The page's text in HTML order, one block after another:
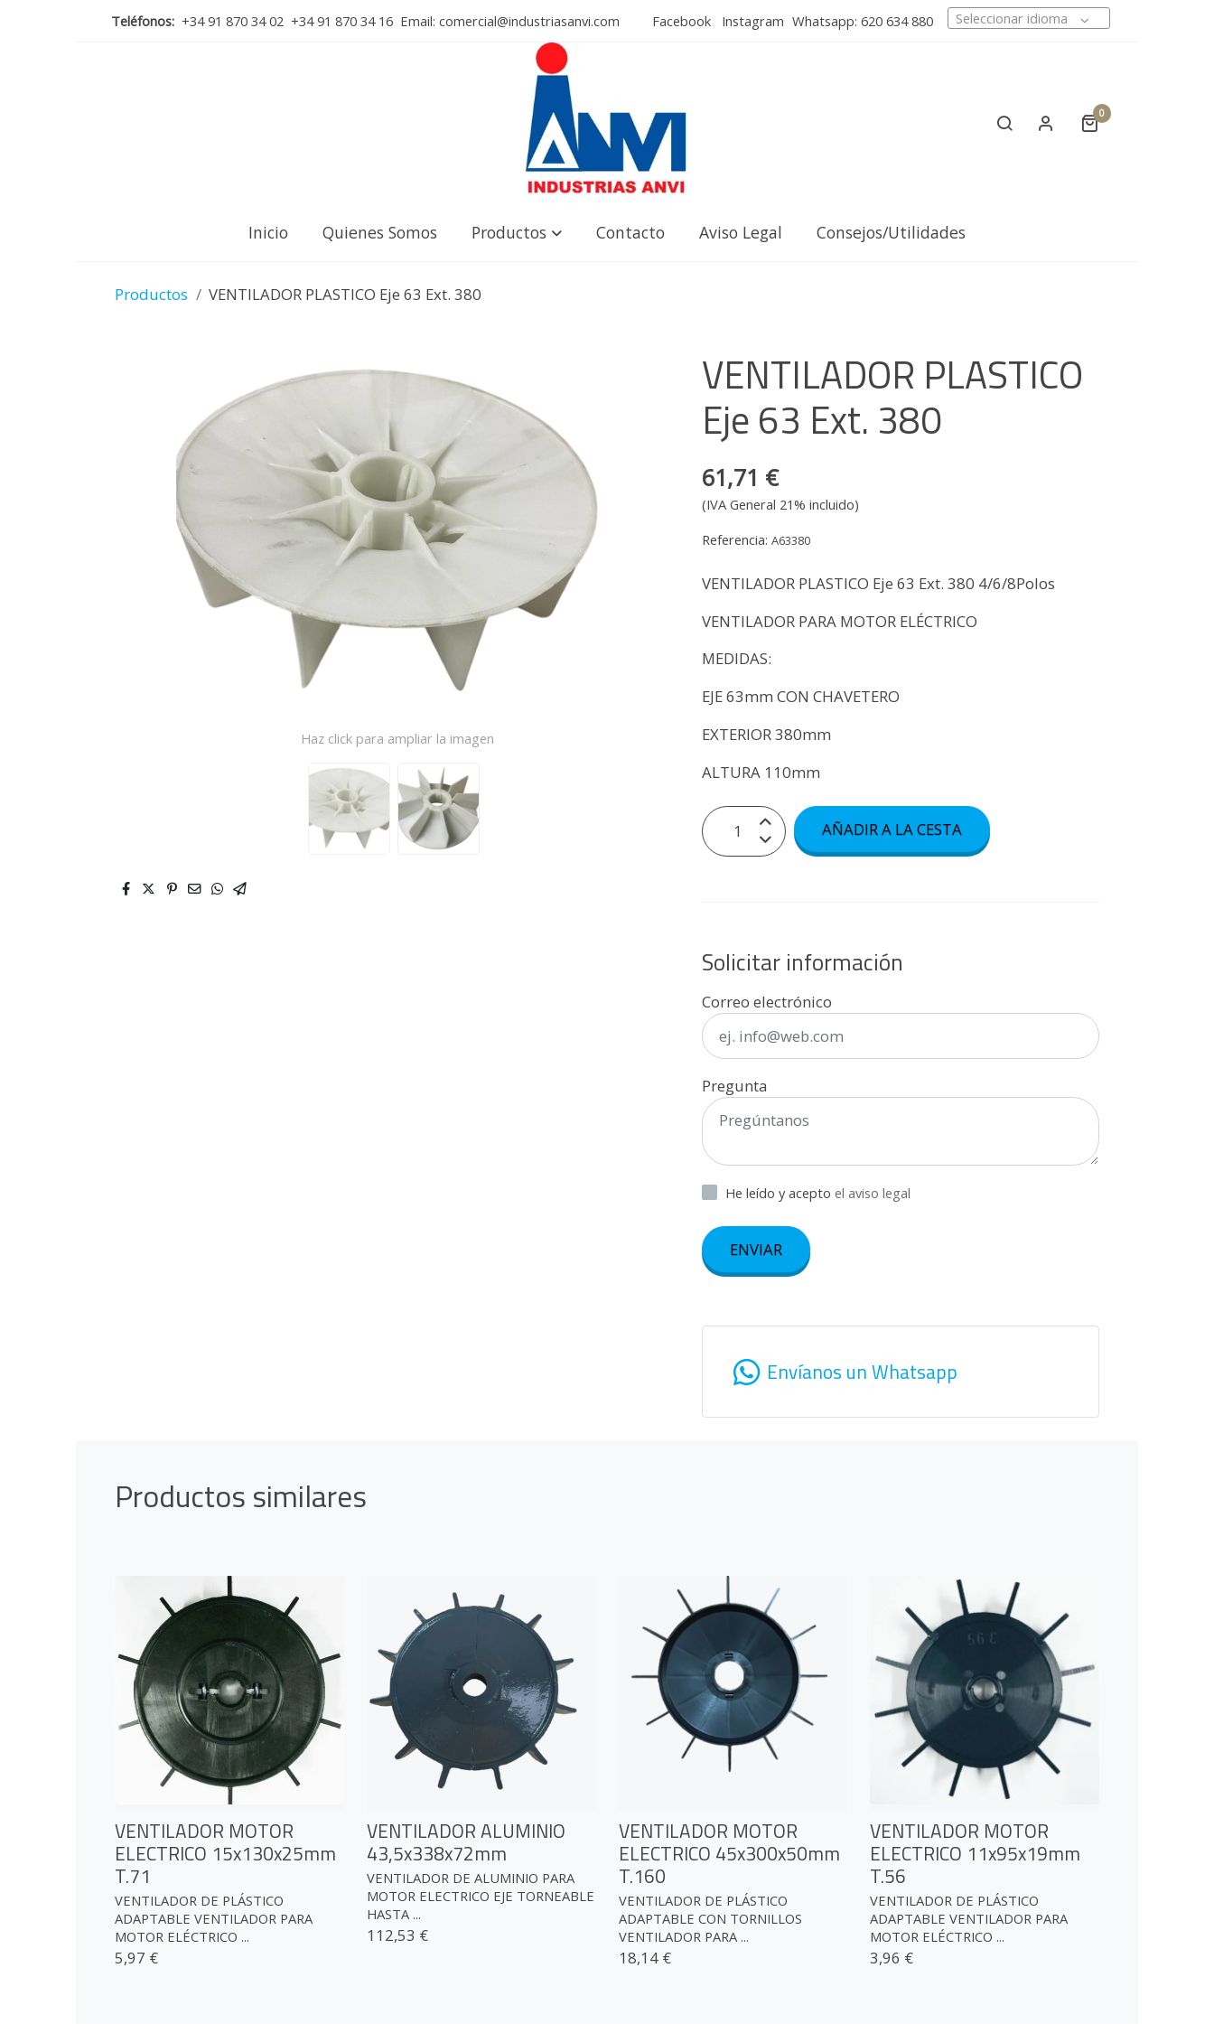
Teléfonos: +34 91 870 34 02 +34 91 870 34 16 Email: comercial@industriasanvi.com Facebook Instagram Whatsapp: 620 634 880 Seleccionar idioma
0
Inicio Quienes Somos Productos Contacto Aviso Legal Consejos/Utilidades
Productos VENTILADOR PLASTICO Eje 63 Ext. 380
Haz click para ampliar la imagen
VENTILADOR PLASTICO
Eje 63 Ext. 380
61,71 €
(IVA General 21% incluido)
Referencia:A63380
VENTILADOR PLASTICO Eje 63 Ext. 380 4/6/8Polos
VENTILADOR PARA MOTOR ELÉCTRICO
MEDIDAS:
EJE 63mm CON CHAVETERO
EXTERIOR 380mm
ALTURA 110mm
AÑADIR A LA CESTA
Solicitar información
Correo electrónico
Pregunta
He leído y acepto el aviso legal
ENVIAR
Envíanos un Whatsapp
Productos similares
VENTILADOR MOTOR
ELECTRICO 15x130x25mm
T.71
VENTILADOR DE PLÁSTICO
ADAPTABLE VENTILADOR PARA
MOTOR ELÉCTRICO ...
5,97 €
VENTILADOR ALUMINIO
43,5x338x72mm
VENTILADOR DE ALUMINIO PARA
MOTOR ELECTRICO EJE TORNEABLE
HASTA ...
112,53 €
VENTILADOR MOTOR
ELECTRICO 45x300x50mm
T.160
VENTILADOR DE PLÁSTICO
ADAPTABLE CON TORNILLOS
VENTILADOR PARA ...
18,14 €
VENTILADOR MOTOR
ELECTRICO 11x95x19mm
T.56
VENTILADOR DE PLÁSTICO
ADAPTABLE VENTILADOR PARA
MOTOR ELÉCTRICO ...
3,96 €